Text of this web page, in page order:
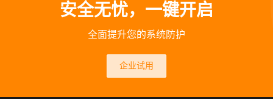
安全无忧，一键开启
全面提升您的系统防护
企业试用